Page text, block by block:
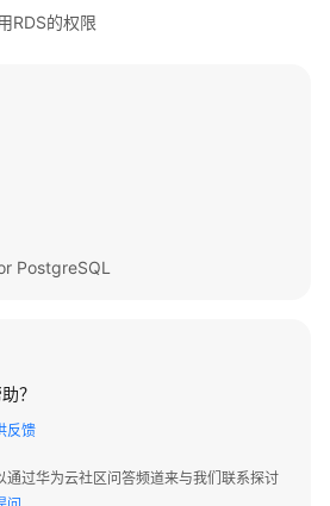
RDS的权限
PostgreSQL
？
反馈
通过华为云社区问答频道来与我们联系探讨